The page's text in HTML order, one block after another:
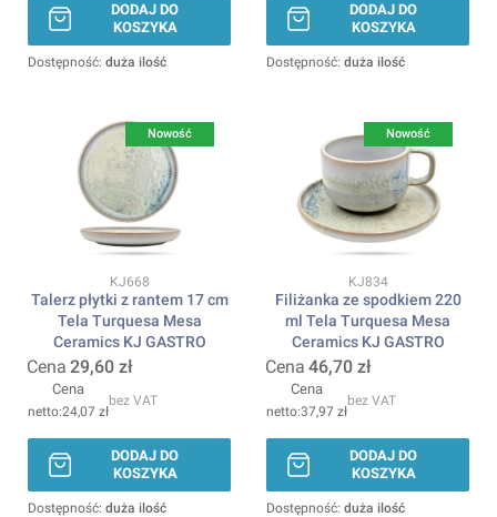
DODAJ DO
KOSZYKA
Dostępność: duża ilość
DODAJ DO
KOSZYKA
Dostępność: duża ilość
Nowość
Kod produktu
KJ668
Talerz płytki z rantem 17 cm
Tela Turquesa Mesa
Ceramics KJ GASTRO
Cena 29,60 zł
Cena
24,07 zł
bez VAT
DODAJ DO
KOSZYKA
Dostępność: duża ilość
Nowość
Kod produktu
KJ834
Filiżanka ze spodkiem 220
ml Tela Turquesa Mesa
Ceramics KJ GASTRO
Cena 46,70 zł
Cena
37,97 zł
bez VAT
DODAJ DO
KOSZYKA
Dostępność: duża ilość